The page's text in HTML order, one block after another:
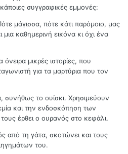
συγγραφικές εμμονές:
μάγισσα, πότε κάτι παρόμοιο, μας
μια καθημερινή εικόνα κι όχι ένα
μικρές ιστορίες, που
για τα μαρτύρια που τον
συνήθως το ουίσκι. Χρησιμεύουν
και την ενδοσκόπηση των
έρθει ο ουρανός στο κεφάλι.
από τη γάτα, σκοτώνει και τους
του.